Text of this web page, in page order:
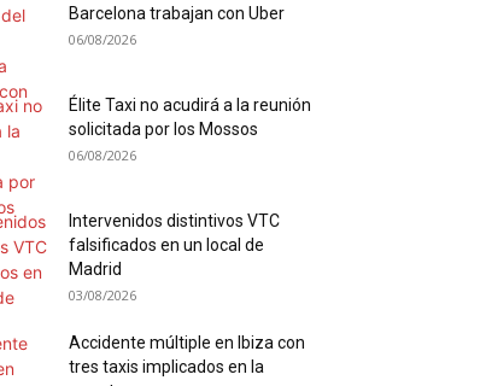
Barcelona trabajan con Uber
06/08/2026
Élite Taxi no acudirá a la reunión
solicitada por los Mossos
06/08/2026
Intervenidos distintivos VTC
falsificados en un local de
Madrid
03/08/2026
Accidente múltiple en Ibiza con
tres taxis implicados en la